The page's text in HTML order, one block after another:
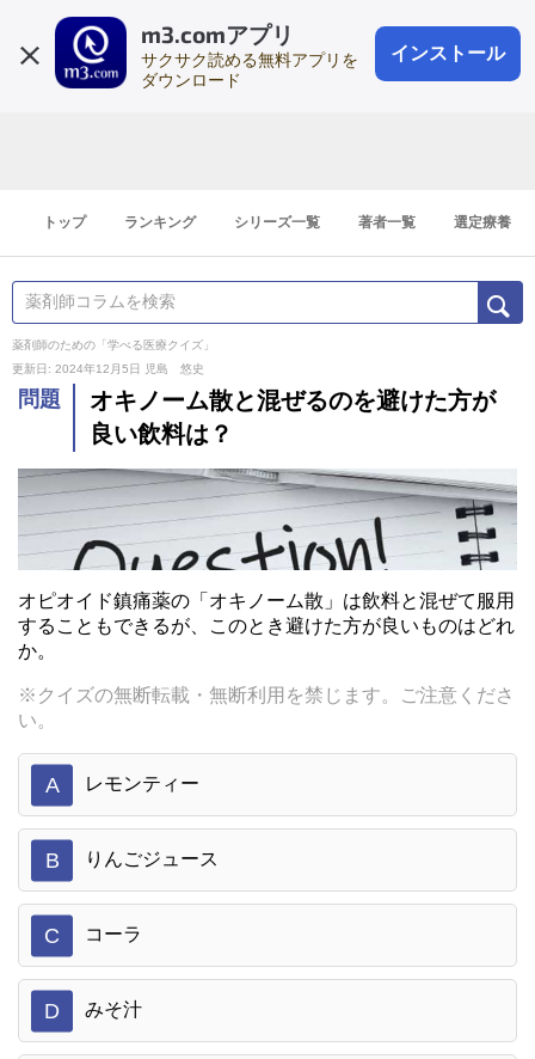
m3.comアプリ
サクサク読める無料アプリを
ダウンロード
インストール
会員登録
登録1分
トップ ランキング シリーズ一覧 著者一覧 選定療養
薬剤師のための「学べる医療クイズ」
更新日: 2024年12月5日
児島 悠史
問題
オキノーム散と混ぜるのを避けた方が
良い飲料は？
オピオイド鎮痛薬の「オキノーム散」は飲料と混ぜて服用
することもできるが、このとき避けた方が良いものはどれ
か。
※クイズの無断転載・無断利用を禁じます。ご注意くださ
い。
A レモンティー
B りんごジュース
C コーラ
D みそ汁